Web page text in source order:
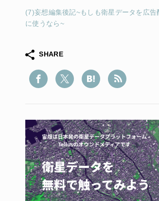
(7)妄想編集後記~もしも衛星データを広告
に使うなら~
SHARE